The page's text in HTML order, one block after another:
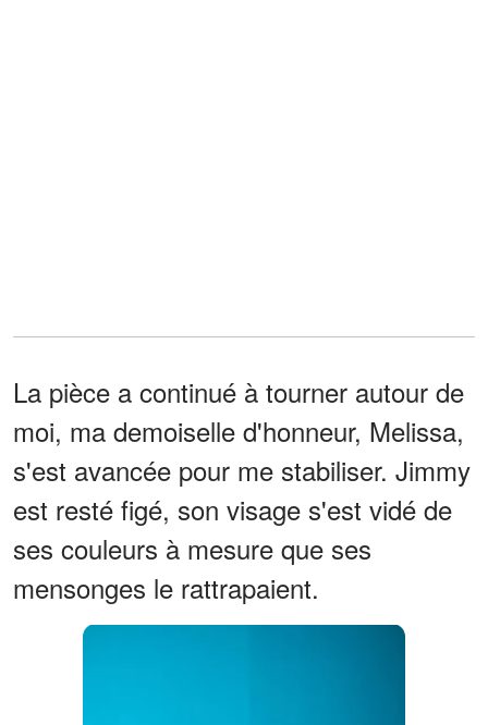
La pièce a continué à tourner autour de
moi, ma demoiselle d'honneur, Melissa,
s'est avancée pour me stabiliser. Jimmy
est resté figé, son visage s'est vidé de
ses couleurs à mesure que ses
mensonges le rattrapaient.